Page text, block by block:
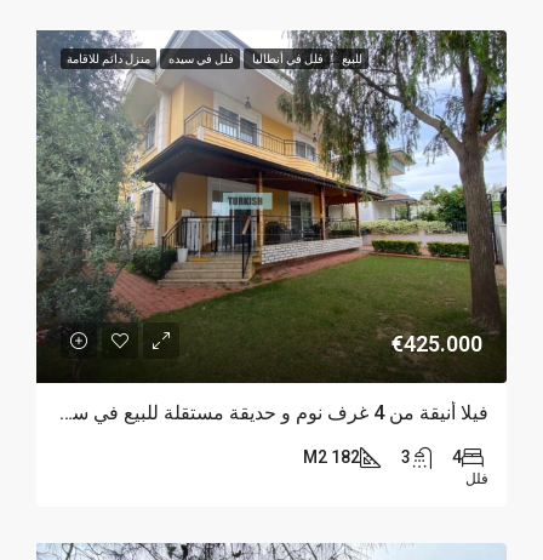
للبيع فلل في أنطاليا فلل في سيده منزل دائم للاقامة
€425.000
فيلا أنيقة من 4 غرف نوم و حديقة مستقلة للبيع في سورغون، سيده
4
3
182 M2
فلل